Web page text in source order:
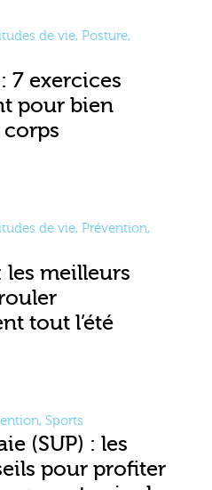
de vie, Posture,
7 exercices
pour bien
de vie, Prévention,
les meilleurs
tout l’été
, Sports
(SUP) : les
pour profiter